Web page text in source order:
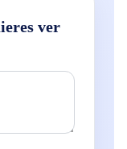
ver